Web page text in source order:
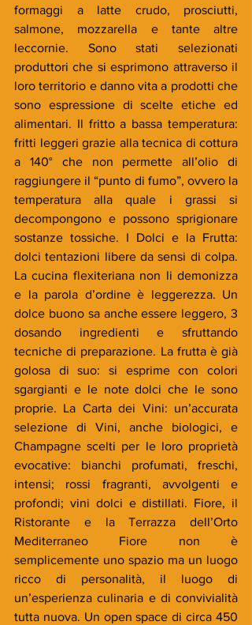
formaggi a latte crudo, prosciutti,
salmone, mozzarella e tante altre
leccornie. Sono stati selezionati
produttori che si esprimono attraverso il
loro territorio e danno vita a prodotti che
sono espressione di scelte etiche ed
alimentari. Il fritto a bassa temperatura:
fritti leggeri grazie alla tecnica di cottura
a 140° che non permette all’olio di
raggiungere il “punto di fumo”, ovvero la
temperatura alla quale i grassi si
decompongono e possono sprigionare
sostanze tossiche. I Dolci e la Frutta:
dolci tentazioni libere da sensi di colpa.
La cucina flexiteriana non li demonizza
e la parola d’ordine è leggerezza. Un
dolce buono sa anche essere leggero, 3
dosando ingredienti e sfruttando
tecniche di preparazione. La frutta è già
golosa di suo: si esprime con colori
sgargianti e le note dolci che le sono
proprie. La Carta dei Vini: un’accurata
selezione di Vini, anche biologici, e
Champagne scelti per le loro proprietà
evocative: bianchi profumati, freschi,
intensi; rossi fragranti, avvolgenti e
profondi; vini dolci e distillati. Fiore, il
Ristorante e la Terrazza dell’Orto
Mediterraneo Fiore non è
semplicemente uno spazio ma un luogo
ricco di personalità, il luogo di
un’esperienza culinaria e di convivialità
tutta nuova. Un open space di circa 450